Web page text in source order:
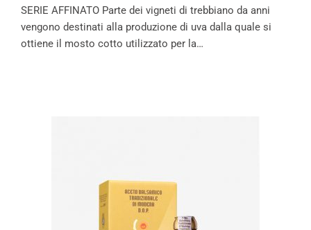
SERIE AFFINATO Parte dei vigneti di trebbiano da anni
vengono destinati alla produzione di uva dalla quale si
ottiene il mosto cotto utilizzato per la…